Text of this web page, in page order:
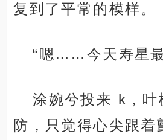
复到了平常的模样。
“嗯……今天寿星
涂婉兮投来 k，叶
防，只觉得心尖跟着